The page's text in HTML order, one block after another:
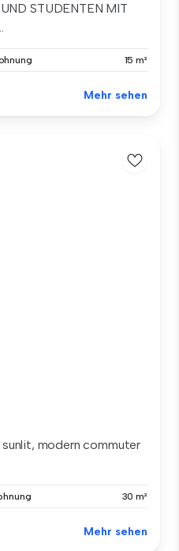
STUDENTEN MIT
15 m²
Mehr sehen
modern commuter
30 m²
Mehr sehen